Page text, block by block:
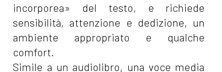
incorporea»
del testo, e richiede
sensibilità, attenzione e dedizione, un
ambiente appropriato e qualche
comfort.
Simile a un audiolibro, una voce media